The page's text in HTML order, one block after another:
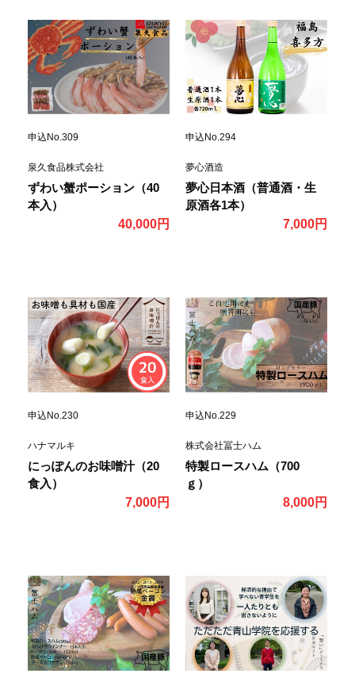
申込No.309
泉久食品株式会社
ずわい蟹ポーション（40
本入）
40,000円
申込No.294
夢心酒造
夢心日本酒（普通酒・生
原酒各1本）
7,000円
申込No.230
ハナマルキ
にっぽんのお味噌汁（20
食入）
7,000円
申込No.229
株式会社冨士ハム
特製ロースハム（700
ｇ）
8,000円